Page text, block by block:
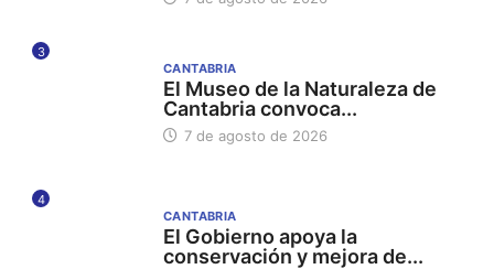
3
CANTABRIA
El Museo de la Naturaleza de
Cantabria convoca...
7 de agosto de 2026
4
CANTABRIA
El Gobierno apoya la
conservación y mejora de...